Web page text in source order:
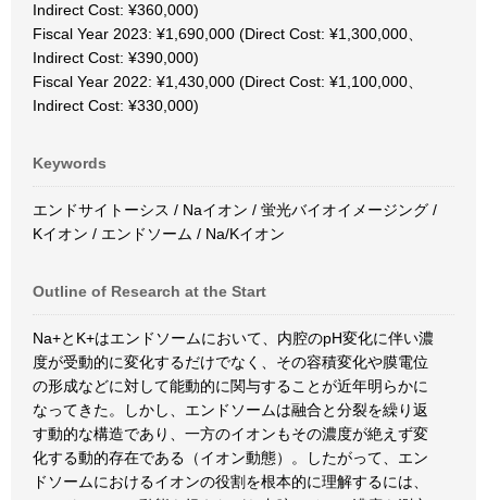
Indirect Cost: ¥360,000)
Fiscal Year 2023: ¥1,690,000 (Direct Cost: ¥1,300,000、
Indirect Cost: ¥390,000)
Fiscal Year 2022: ¥1,430,000 (Direct Cost: ¥1,100,000、
Indirect Cost: ¥330,000)
Keywords
エンドサイトーシス / Naイオン / 蛍光バイオイメージング /
Kイオン / エンドソーム / Na/Kイオン
Outline of Research at the Start
Na+とK+はエンドソームにおいて、内腔のpH変化に伴い濃
度が受動的に変化するだけでなく、その容積変化や膜電位
の形成などに対して能動的に関与することが近年明らかに
なってきた。しかし、エンドソームは融合と分裂を繰り返
す動的な構造であり、一方のイオンもその濃度が絶えず変
化する動的存在である（イオン動態）。したがって、エン
ドソームにおけるイオンの役割を根本的に理解するには、